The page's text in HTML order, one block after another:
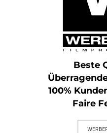
Beste
100%
Faire